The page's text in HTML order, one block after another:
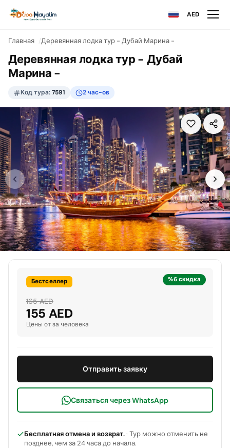
AED
Главная Деревянная лодка тур - Дубай Марина -
Деревянная лодка тур - Дубай
Марина -
Код тура:7591 2 час-ов
%6 скидка
Бестселлер
165 AED
155 AED
Цены от за человека
Отправить заявку
Связаться через WhatsApp
Бесплатная отмена и возврат.· Тур можно отменить не
позднее, чем за 24 часа до начала.